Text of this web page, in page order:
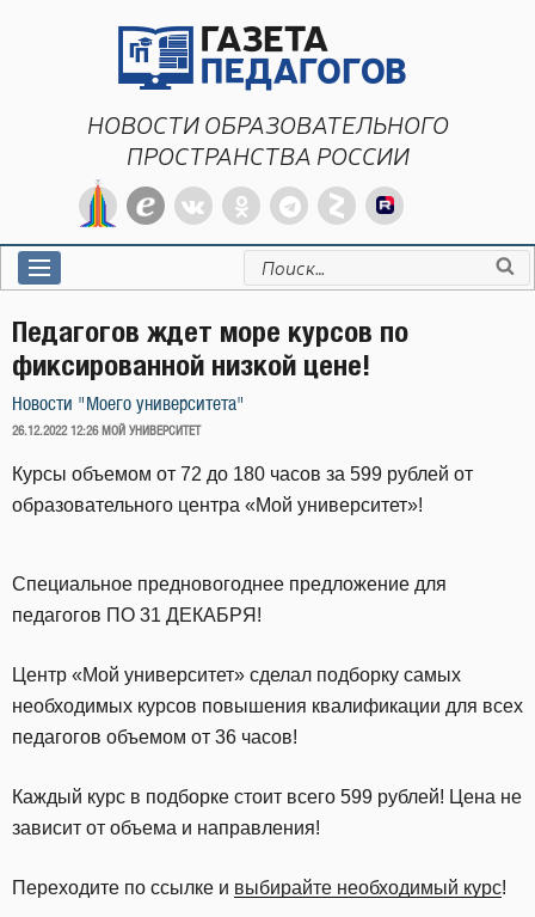
НОВОСТИ ОБРАЗОВАТЕЛЬНОГО
ПРОСТРАНСТВА РОССИИ
Искать:
Педагогов ждет море курсов по
фиксированной низкой цене!
Новости "Моего университета"
ОПУБЛИКОВАНО
26.12.2022 12:26 МОЙ УНИВЕРСИТЕТ
Курсы объемом от 72 до 180 часов за 599 рублей от
образовательного центра «Мой университет»!
Специальное предновогоднее предложение для
педагогов ПО 31 ДЕКАБРЯ!
Центр «Мой университет» сделал подборку самых
необходимых курсов повышения квалификации для всех
педагогов объемом от 36 часов!
Каждый курс в подборке стоит всего 599 рублей! Цена не
зависит от объема и направления!
Переходите по ссылке и выбирайте необходимый курс!